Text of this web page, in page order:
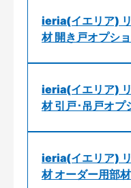
ieria(イエリア)
材 開き戸オプシ
ieria(イエリア)
材 引戸･吊戸オプ
ieria(イエリア)
材 オーダー用部材